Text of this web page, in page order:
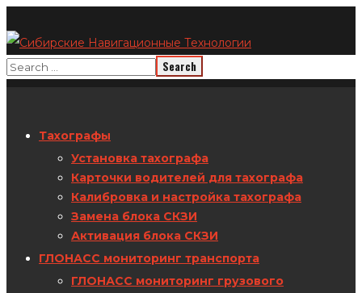
Тахографы
Установка тахографа
Карточки водителей для тахографа
Калибровка и настройка тахографа
Замена блока СКЗИ
Активация блока СКЗИ
ГЛОНАСС мониторинг транспорта
ГЛОНАСС мониторинг грузового